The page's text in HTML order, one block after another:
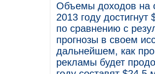
Объемы доходов на
2013 году
по сравнению с
прогнозы в своем
дальнейшем, как
рекламы будет